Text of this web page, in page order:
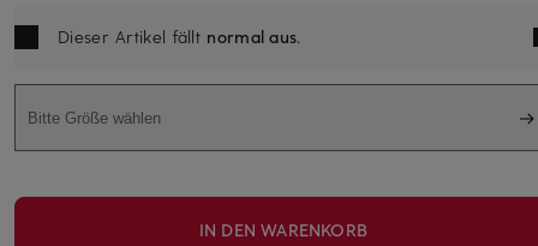
Dieser Artikel fällt normal aus.
Bitte Größe wählen
IN DEN WARENKORB